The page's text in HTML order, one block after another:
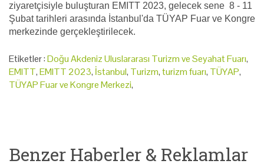
ziyaretçisiyle buluşturan EMITT 2023, gelecek sene 8 - 11
Şubat tarihleri arasında İstanbul'da TÜYAP Fuar ve Kongre
merkezinde gerçekleştirilecek.
Etiketler :Doğu Akdeniz Uluslararası Turizm ve Seyahat Fuarı,
EMITT,EMITT 2023, İstanbul, Turizm,turizm fuarı, TÜYAP,
TÜYAP Fuar ve Kongre Merkezi,
Benzer Haberler & Reklamlar